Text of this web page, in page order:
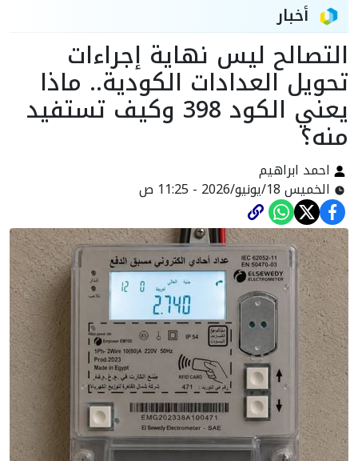
أخبار
التصالح ليس نهاية إجراءات
تحويل العدادات الكودية.. ماذا
يعني الكود 398 وكيف تستفيد
منه؟
احمد ابراهيم
الخميس 18/يونيو/2026 - 11:25 ص